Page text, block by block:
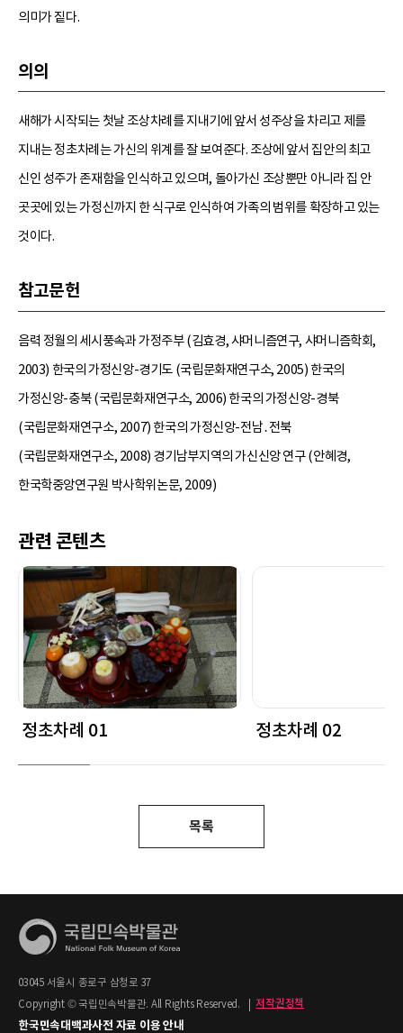
의미가 짙다.
의의
새해가 시작되는 첫날 조상차례를 지내기에 앞서 성주상을 차리고 제를
지내는 정초차례는 가신의 위계를 잘 보여준다. 조상에 앞서 집안의 최고
신인 성주가 존재함을 인식하고 있으며, 돌아가신 조상뿐만 아니라 집 안
곳곳에 있는 가정신까지 한 식구로 인식하여 가족의 범위를 확장하고 있는
것이다.
참고문헌
음력 정월의 세시풍속과 가정주부 (김효경, 샤머니즘연구, 샤머니즘학회,
2003) 한국의 가정신앙-경기도 (국립문화재연구소, 2005) 한국의
가정신앙-충북 (국립문화재연구소, 2006) 한국의 가정신앙-경북
(국립문화재연구소, 2007) 한국의 가정신앙-전남․전북
(국립문화재연구소, 2008) 경기남부지역의 가신신앙 연구 (안혜경,
한국학중앙연구원 박사학위논문, 2009)
관련 콘텐츠
정초차례 01 정초차례 02
목록
03045 서울시 종로구 삼청로 37
Copyright © 국립민속박물관. All Rights Reserved.
저작권정책
한국민속대백과사전 자료 이용 안내